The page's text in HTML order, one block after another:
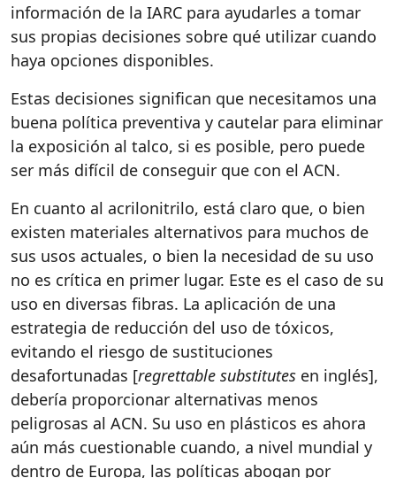
información de la IARC para ayudarles a tomar
sus propias decisiones sobre qué utilizar cuando
haya opciones disponibles.
Estas decisiones significan que necesitamos una
buena política preventiva y cautelar para eliminar
la exposición al talco, si es posible, pero puede
ser más difícil de conseguir que con el ACN.
En cuanto al acrilonitrilo, está claro que, o bien
existen materiales alternativos para muchos de
sus usos actuales, o bien la necesidad de su uso
no es crítica en primer lugar. Este es el caso de su
uso en diversas fibras. La aplicación de una
estrategia de reducción del uso de tóxicos,
evitando el riesgo de sustituciones
desafortunadas [regrettable substitutes en inglés],
debería proporcionar alternativas menos
peligrosas al ACN. Su uso en plásticos es ahora
aún más cuestionable cuando, a nivel mundial y
dentro de Europa, las políticas abogan por